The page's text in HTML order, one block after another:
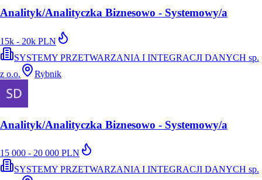
Analityk/Analityczka Biznesowo - Systemowy/a
15k - 20k PLN
SYSTEMY PRZETWARZANIA I INTEGRACJI DANYCH sp.
z o.o.
Rybnik
Analityk/Analityczka Biznesowo - Systemowy/a
15 000 - 20 000 PLN
SYSTEMY PRZETWARZANIA I INTEGRACJI DANYCH sp.